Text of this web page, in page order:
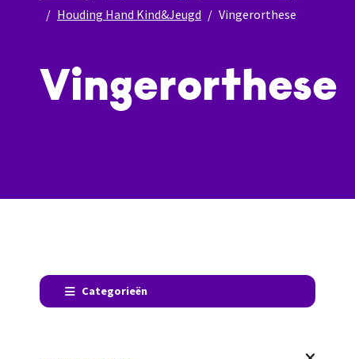
Houding Hand Kind&Jeugd
Vingerorthese
Vingerorthese
Categorieën